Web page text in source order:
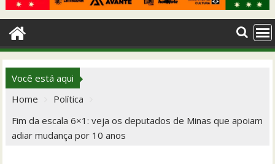
Você está aqui
Home
Política
Fim da escala 6×1: veja os deputados de Minas que apoiam
adiar mudança por 10 anos